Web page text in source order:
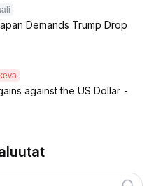
Demands Trump Drop
against the US Dollar -